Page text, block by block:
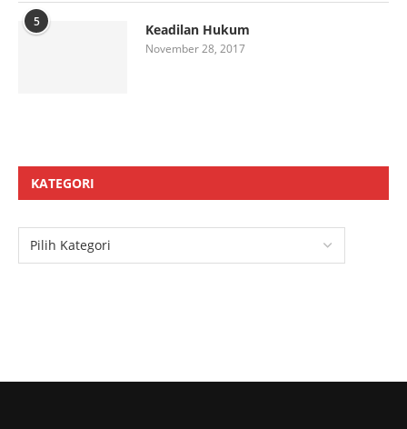
5 Keadilan Hukum
November 28, 2017
KATEGORI